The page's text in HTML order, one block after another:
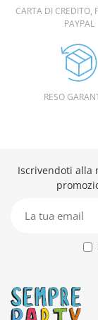
CARTA DI CREDITO,
PAYPAL
RESO
Iscrivendoti alla